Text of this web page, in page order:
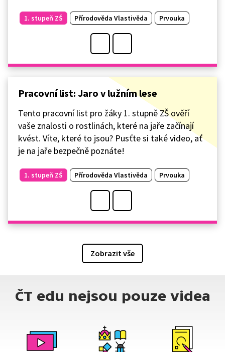
1. stupeň ZŠ Přírodověda Vlastivěda Prvouka
Pracovní list: Jaro v lužním lese
Tento pracovní list pro žáky 1. stupně ZŠ ověří
vaše znalosti o rostlinách, které na jaře začínají
kvést. Víte, které to jsou? Pusťte si také video, ať
je na jaře bezpečně poznáte!
1. stupeň ZŠ Přírodověda Vlastivěda Prvouka
Zobrazit vše
ČT edu nejsou pouze videa